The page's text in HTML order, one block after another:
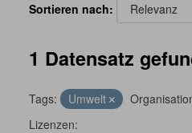
Sortieren nach
1 Datensatz
Tags: Umwelt
Lizenzen: